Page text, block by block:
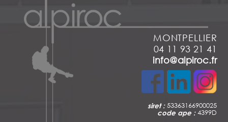
MONTPELLIER
04 11 93 21 41
info@alpiroc.fr
siret :53363166900025
code ape :4399D